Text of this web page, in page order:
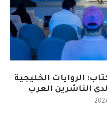
الروايات الخليجية
الناشرين العرب